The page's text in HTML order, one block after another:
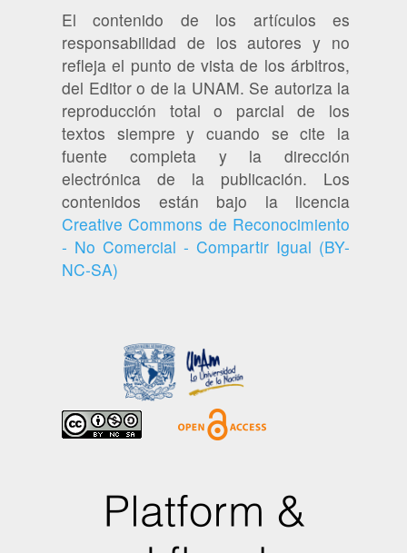
El contenido de los artículos es
responsabilidad de los autores y no
refleja el punto de vista de los árbitros,
del Editor o de la UNAM. Se autoriza la
reproducción total o parcial de los
textos siempre y cuando se cite la
fuente completa y la dirección
electrónica de la publicación. Los
contenidos están bajo la licencia
Creative Commons de Reconocimiento
- No Comercial - Compartir Igual (BY-
NC-SA)